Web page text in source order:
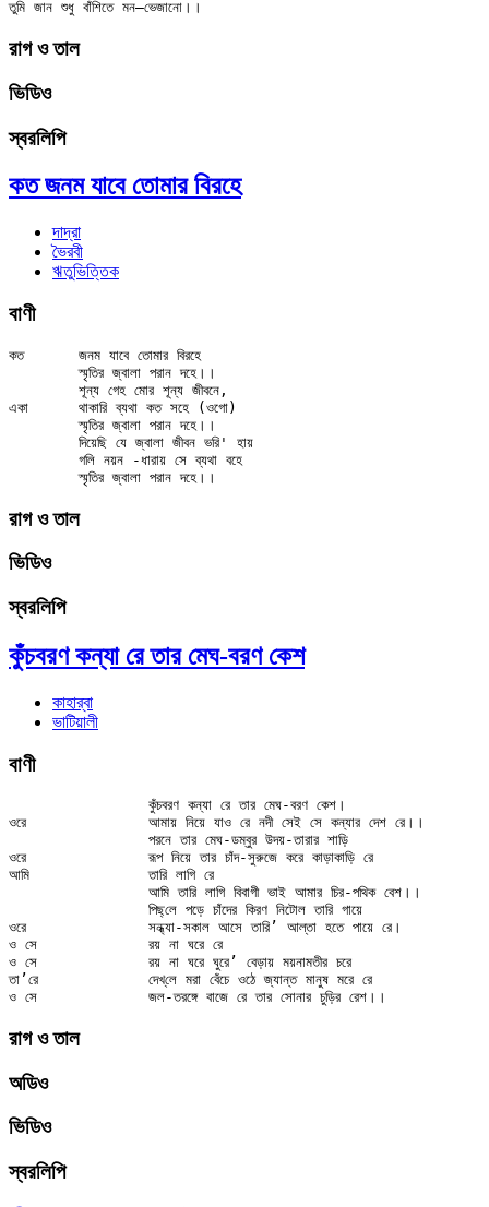
রাগ ও তাল
ভিডিও
স্বরলিপি
কত জনম যাবে তোমার বিরহে
দাদ্‌রা
ভৈরবী
ঋতুভিত্তিক
বাণী
কত	জনম যাবে তোমার বিরহে
	স্মৃতির জ্বালা পরান দহে।।
একা	থাকারি ব্যথা কত সহে (ওগো)
	স্মৃতির জ্বালা পরান দহে।।
রাগ ও তাল
ভিডিও
স্বরলিপি
কুঁচবরণ কন্যা রে তার মেঘ-বরণ কেশ
কাহার্‌বা
ভাটিয়ালী
বাণী
ওরে		আমায় নিয়ে যাও রে নদী সেই সে কন্যার দেশ রে।।
ওরে		রূপ নিয়ে তার চাঁদ-সুরুজে করে কাড়াকাড়ি রে
আমি		তারি লাগি রে
ওরে		সন্ধ্যা-সকাল আসে তারি’ আল্‌তা হতে পায়ে রে।
ও সে		রয় না ঘরে রে
ও সে		রয় না ঘরে ঘুরে’ বেড়ায় ময়নামতীর চরে
তা’রে		দেখ্‌লে মরা বেঁচে ওঠে জ্যান্ত মানুষ মরে রে
রাগ ও তাল
অডিও
ভিডিও
স্বরলিপি